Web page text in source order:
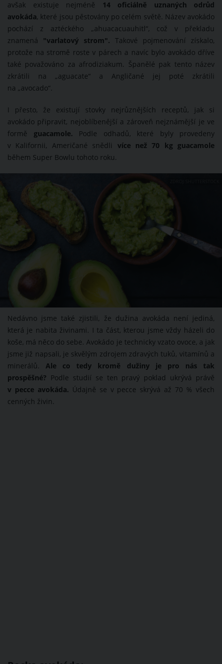
avšak existuje nejméně 14 oficiálně uznaných odrůd
avokáda, které jsou pěstovány po celém světě. Název avokádo
pochází z aztéckého „ahuacacuauhitl“, což v překladu
znamená "varlatový strom". Takové pojmenování získalo,
protože na stromě roste v párech a navíc bylo avokádo dříve
také považováno za afrodiziakum. Španělé pak tento název
zkrátili na „aguacate“ a Angličané jej poté zkrátili
na „avocado“.
I přesto, že existují stovky nejrůznějších receptů, jak si
avokádo připravit, nejoblíbenější a zároveň nejznámější je ve
formě guacamole. Podle odhadů, které byly provedeny
v Kalifornii, Američané snědli více než 70 kg guacamole
během Super Bowlu tohoto roku.
Nedávno jsme také zjistili, že dužina avokáda není jediná,
která je nabita živinami. I ta část, kterou jsme vždy házeli do
koše, má něco do sebe. Avokádo je technicky vzato ovoce, a jak
jsme již napsali, je skvělým zdrojem zdravých tuků, vitamínů a
minerálů.
Ale co tedy kromě dužiny je pro nás tak
prospěšné? Podle studií se ten pravý poklad ukrývá právě
v pecce avokáda. Údajně se v pecce skrývá až 70 % všech
cenných živin.